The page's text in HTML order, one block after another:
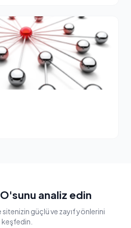
analiz edin
sitenizin güçlü ve zayıf yönlerini
keşfedin.